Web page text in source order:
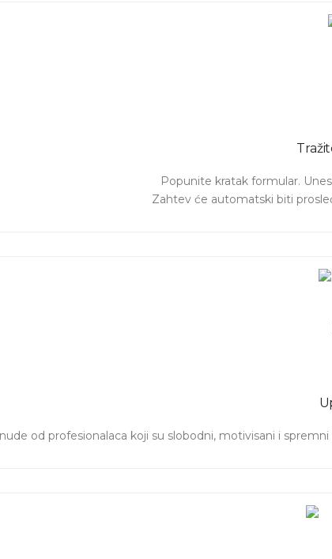
Popunite kratak formular.
Zahtev će automatski biti
od profesionalaca koji su slobodni, motivisani i